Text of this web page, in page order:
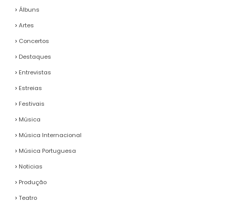
Álbuns
Artes
Concertos
Destaques
Entrevistas
Estreias
Festivais
Música
Música Internacional
Música Portuguesa
Noticias
Produção
Teatro